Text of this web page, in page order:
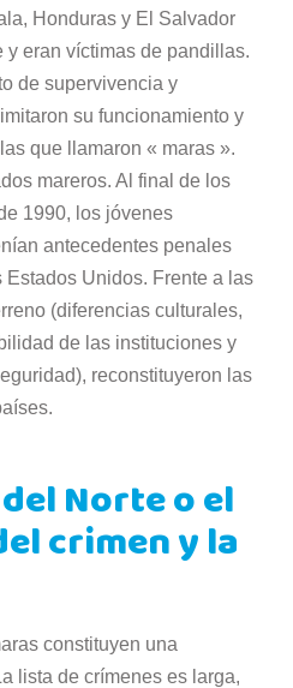
Honduras y El Salvador
y eran víctimas de pandillas.
de supervivencia y
su funcionamiento y
que llamaron « maras ».
mareros. Al final de los
1990, los jóvenes
antecedentes penales
Unidos. Frente a las
(diferencias culturales,
de las instituciones y
reconstituyeron las
Norte o el
crimen y la
constituyen una
lista de crímenes es larga,